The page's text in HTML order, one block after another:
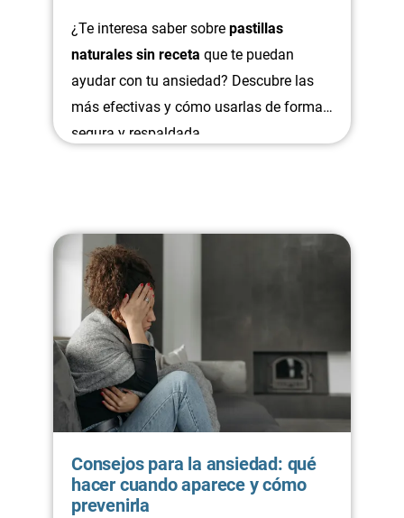
¿Te interesa saber sobre pastillas
naturales sin receta que te puedan
ayudar con tu ansiedad? Descubre las
más efectivas y cómo usarlas de forma
segura y respaldada.
Consejos para la ansiedad: qué
hacer cuando aparece y cómo
prevenirla